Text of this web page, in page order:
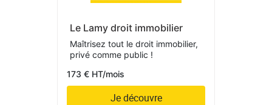
Le Lamy droit immobilier
Maîtrisez tout le droit immobilier,
privé comme public !
173 € HT/mois
Je découvre